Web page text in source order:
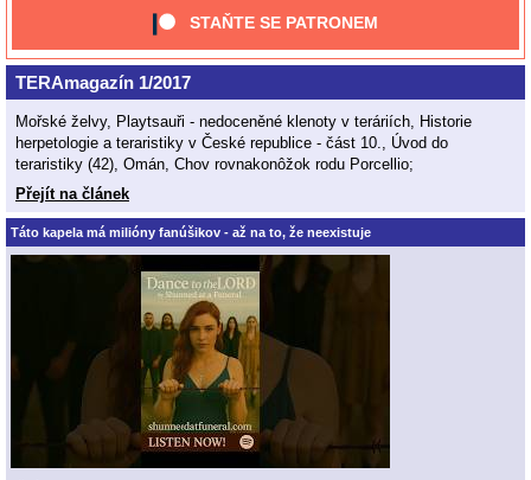
STAŇTE SE PATRONEM
TERAmagazín 1/2017
Mořské želvy, Playtsauři - nedoceněné klenoty v teráriích, Historie
herpetologie a teraristiky v České republice - část 10., Úvod do
teraristiky (42), Omán, Chov rovnakonôžok rodu Porcellio;
Přejít na článek
Táto kapela má milióny fanúšikov - až na to, že neexistuje